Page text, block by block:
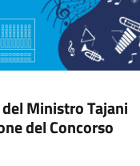
Ministro Tajani
del Concorso